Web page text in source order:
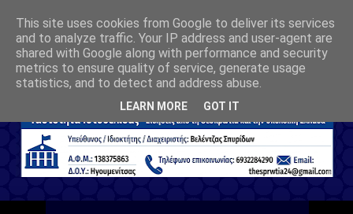
This site uses cookies from Google to deliver its services
and to analyze traffic. Your IP address and user-agent are
shared with Google along with performance and security
metrics to ensure quality of service, generate usage
statistics, and to detect and address abuse.
LEARN MORE GOT IT